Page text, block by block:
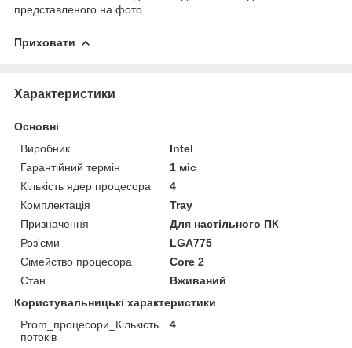
представленого на фото.
Приховати
Характеристики
Основні
Виробник
Intel
Гарантійний термін
1 міс
Кількість ядер процесора
4
Комплектація
Tray
Призначення
Для настільного ПК
Роз'єми
LGA775
Сімейство процесора
Core 2
Стан
Вживаний
Користувальницькі характеристики
Prom_процесори_Кількість
потоків
4